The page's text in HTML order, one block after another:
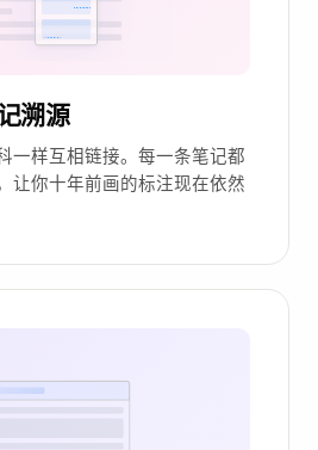
溯源
一样互相链接。每一条笔记都
让你十年前画的标注现在依然